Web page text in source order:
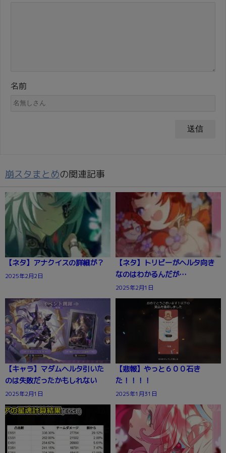
名前
崩スタまとめの関連記事
【ネタ】アナクイスの詳細が？
2025年2月2日
【ネタ】トリビーがヘルタ向き
なのはわかるんだが…
2025年2月1日
【キャラ】マダムヘルタ引いた
のは失敗だったかもしれない
2025年2月1日
【悲報】やっと６００石き
た！！！！
2025年1月31日